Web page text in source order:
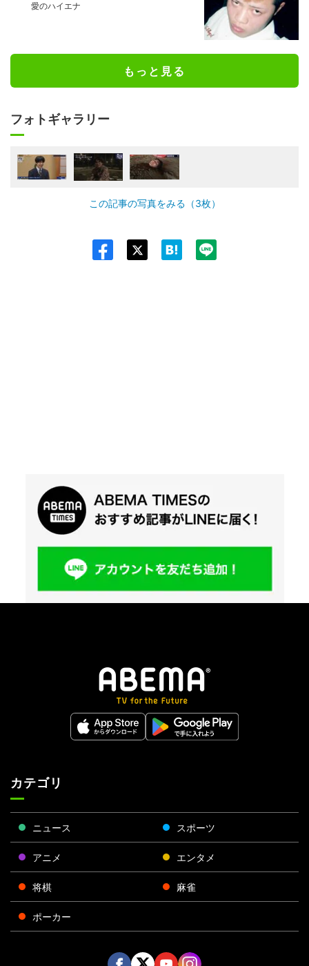
愛のハイエナ
もっと見る
フォトギャラリー
この記事の写真をみる（3枚）
カテゴリ
ニュース スポーツ
アニメ エンタメ
将棋 麻雀
ポーカー